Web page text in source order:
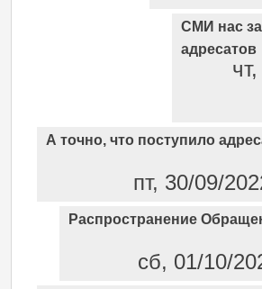
СМИ нас
адресатов
А точно, что поступило
пт, 30/09/
Распространение
сб, 01/10/